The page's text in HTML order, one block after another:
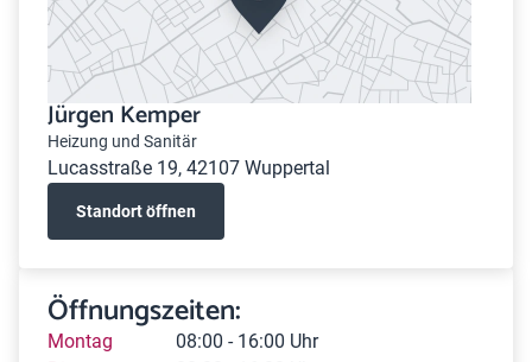
Jürgen Kemper
Heizung und Sanitär
Lucasstraße 19, 42107 Wuppertal
Standort öffnen
Öffnungszeiten:
Montag
08:00 - 16:00 Uhr